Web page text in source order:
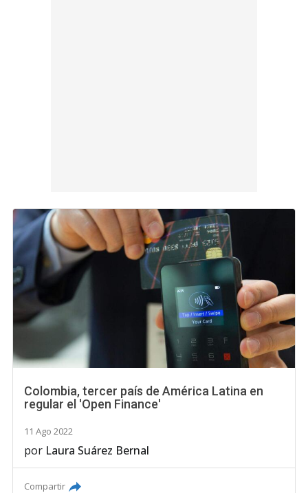
Colombia, tercer país de América Latina en
regular el 'Open Finance'
11 Ago 2022
por Laura Suárez Bernal
Compartir